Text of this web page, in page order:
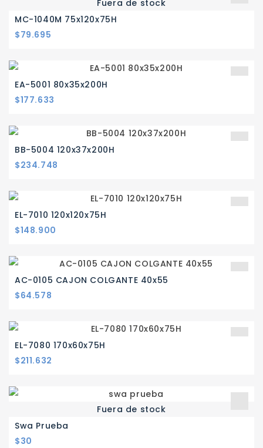
Fuera de stock
MC-1040M 75x120x75H
Precio
$79.695
EA-5001 80x35x200H
Precio
$177.633
BB-5004 120x37x200H
Precio
$234.748
EL-7010 120x120x75H
Precio
$148.900
AC-0105 CAJON COLGANTE 40x55
Precio
$64.578
EL-7080 170x60x75H
Precio
$211.632
Fuera de stock
Swa Prueba
Precio
$30